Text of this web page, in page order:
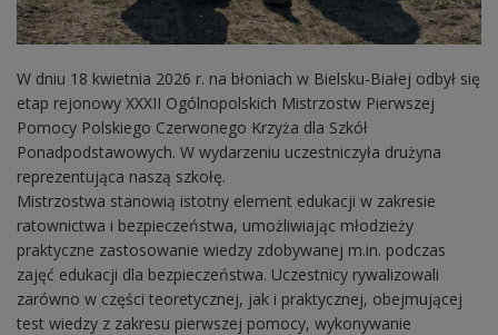
W dniu 18 kwietnia 2026 r. na błoniach w Bielsku-Białej odbył się
etap rejonowy XXXII Ogólnopolskich Mistrzostw Pierwszej
Pomocy Polskiego Czerwonego Krzyża dla Szkół
Ponadpodstawowych. W wydarzeniu uczestniczyła drużyna
reprezentująca naszą szkołę.
Mistrzostwa stanowią istotny element edukacji w zakresie
ratownictwa i bezpieczeństwa, umożliwiając młodzieży
praktyczne zastosowanie wiedzy zdobywanej m.in. podczas
zajęć edukacji dla bezpieczeństwa. Uczestnicy rywalizowali
zarówno w części teoretycznej, jak i praktycznej, obejmującej
test wiedzy z zakresu pierwszej pomocy, wykonywanie